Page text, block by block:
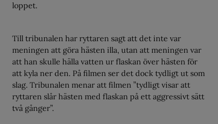
loppet.
Till tribunalen har ryttaren sagt att det inte var
meningen att göra hästen illa, utan att meningen var
att han skulle hälla vatten ur flaskan över hästen för
att kyla ner den. På filmen ser det dock tydligt ut som
slag. Tribunalen menar att filmen ”tydligt visar att
ryttaren slår hästen med flaskan på ett aggressivt sätt
två gånger”.